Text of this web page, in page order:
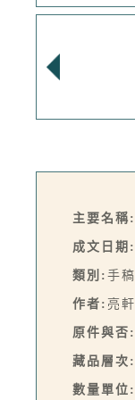
主要名稱:
成文日期:
類別: 手稿
作者: 亮軒
原件與否:
藏品層次:
數量單位: